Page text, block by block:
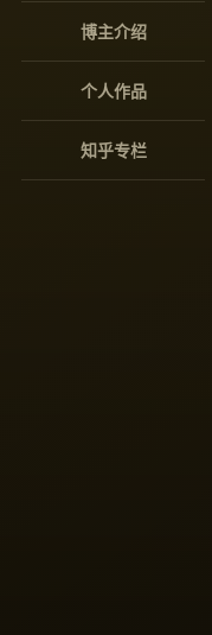
博主介绍
个人作品
知乎专栏